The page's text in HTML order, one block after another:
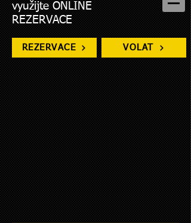
využijte ONLINE
REZERVACE
REZERVACE VOLAT